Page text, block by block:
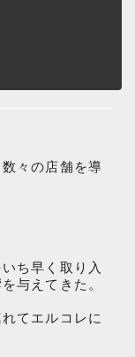
々の店舗を導
ち早く取り入
与えてきた。
てエルコレに